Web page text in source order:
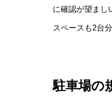
に確認が望まし
スペースも2台
駐車場の